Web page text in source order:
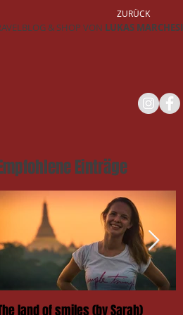
& SHOP VON LUKAS MARCHESI
ZURÜCK
Einträge
land of smiles (by Sarah)